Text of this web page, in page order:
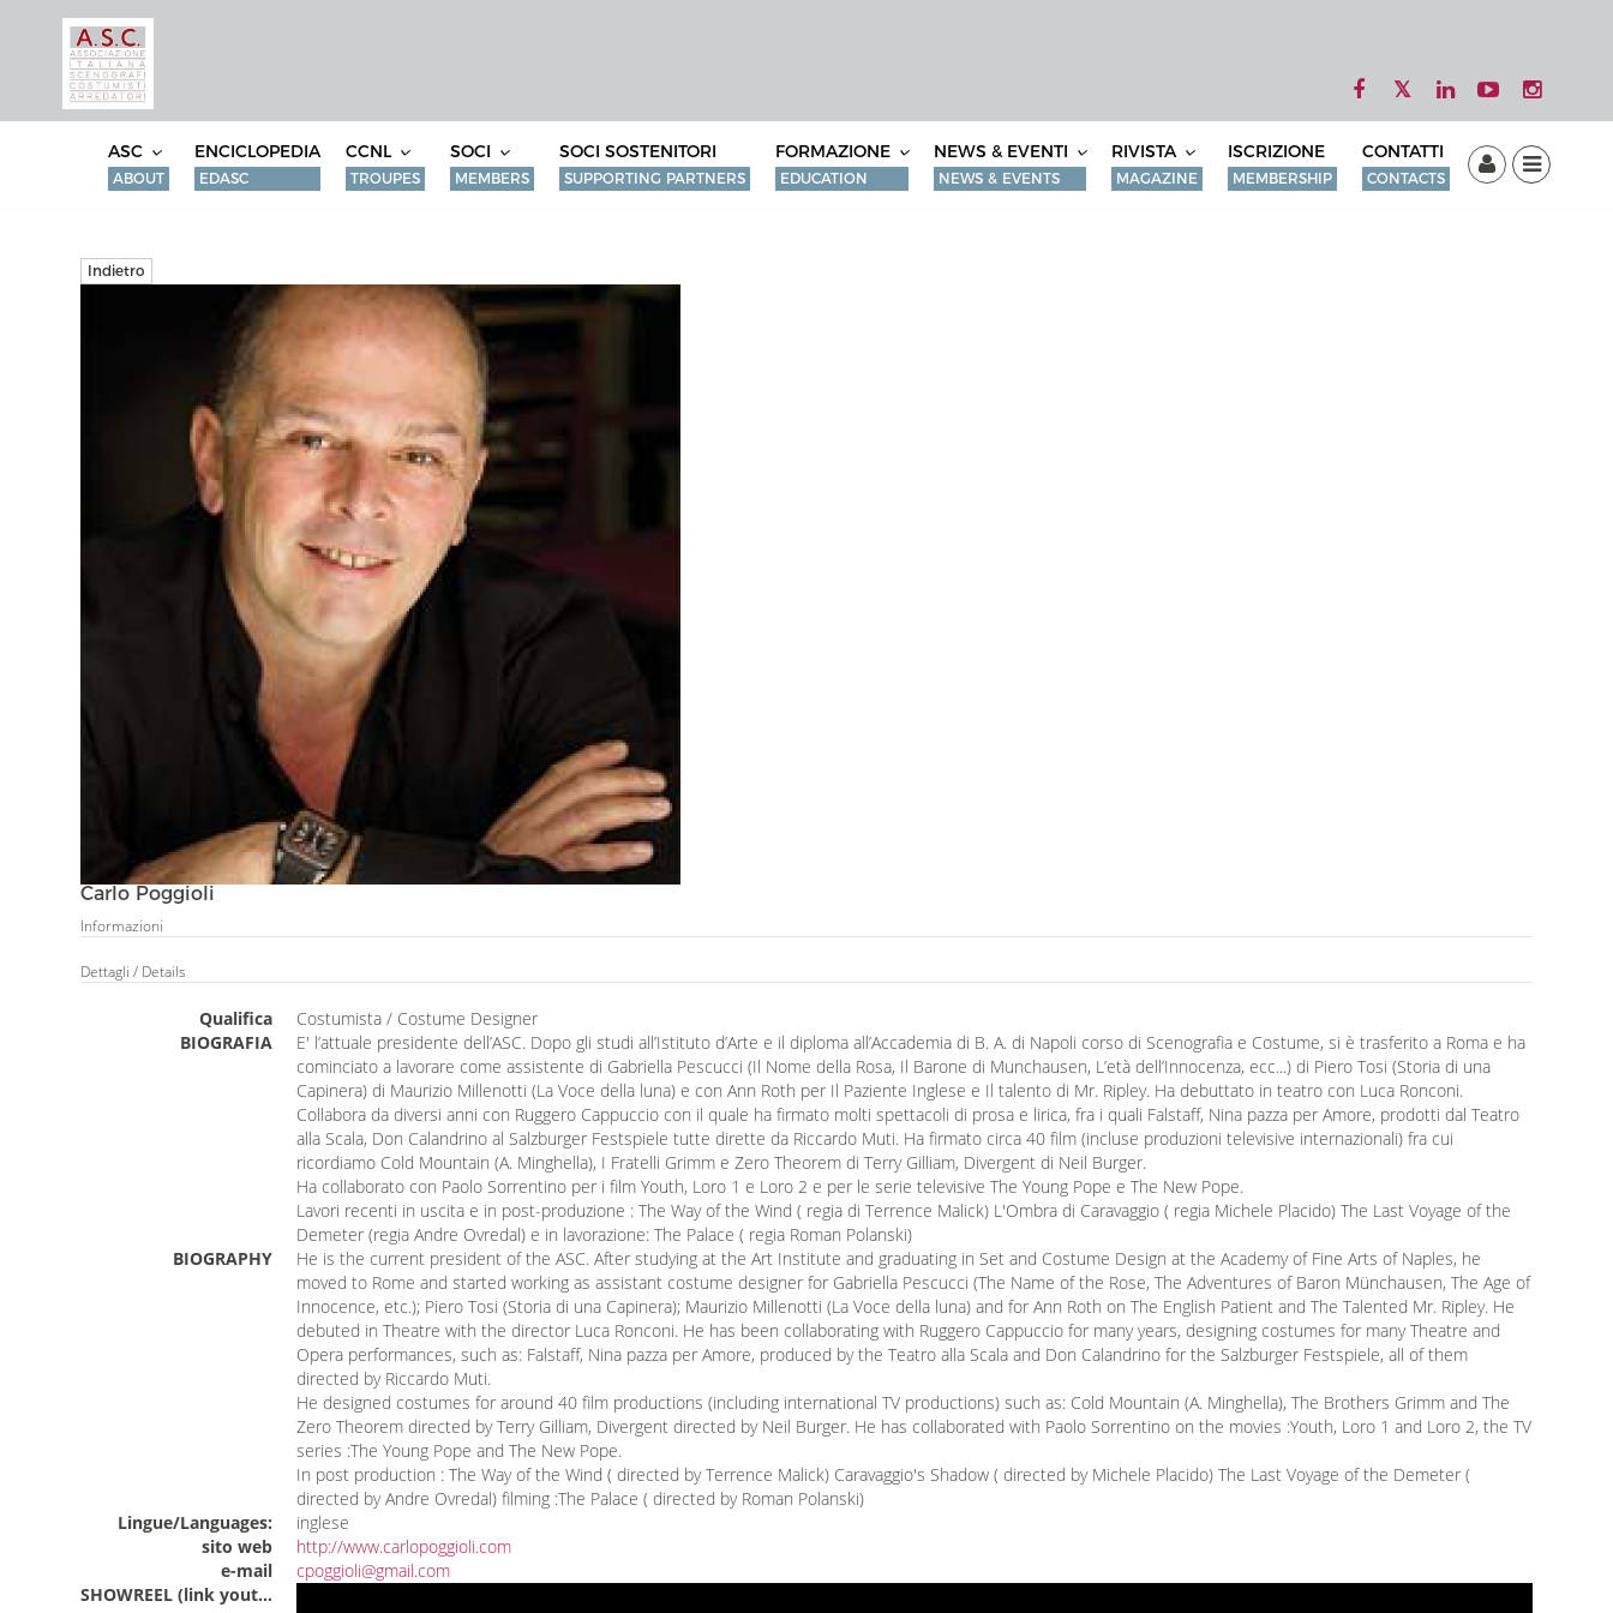
ASC
ABOUT
ENCICLOPEDIA
EDASC
CCNL
TROUPES
SOCI
MEMBERS
SOCI SOSTENITORI
SUPPORTING PARTNERS
FORMAZIONE
EDUCATION
NEWS & EVENTI
NEWS & EVENTS
RIVISTA
MAGAZINE
ISCRIZIONE
MEMBERSHIP
CONTATTI
CONTACTS
Indietro
Carlo Poggioli
Informazioni
Dettagli / Details
Qualifica
Costumista / Costume Designer
BIOGRAFIA
E' l’attuale presidente dell’ASC. Dopo gli studi all’Istituto d’Arte e il diploma all’Accademia di B. A. di Napoli corso di Scenografia e Costume, si è trasferito a Roma e ha
cominciato a lavorare come assistente di Gabriella Pescucci (Il Nome della Rosa, Il Barone di Munchausen, L’età dell’Innocenza, ecc...) di Piero Tosi (Storia di una
Capinera) di Maurizio Millenotti (La Voce della luna) e con Ann Roth per Il Paziente Inglese e Il talento di Mr. Ripley. Ha debuttato in teatro con Luca Ronconi.
Collabora da diversi anni con Ruggero Cappuccio con il quale ha firmato molti spettacoli di prosa e lirica, fra i quali Falstaff, Nina pazza per Amore, prodotti dal Teatro
alla Scala, Don Calandrino al Salzburger Festspiele tutte dirette da Riccardo Muti. Ha firmato circa 40 film (incluse produzioni televisive internazionali) fra cui
ricordiamo Cold Mountain (A. Minghella), I Fratelli Grimm e Zero Theorem di Terry Gilliam, Divergent di Neil Burger.
Ha collaborato con Paolo Sorrentino per i film Youth, Loro 1 e Loro 2 e per le serie televisive The Young Pope e The New Pope.
Lavori recenti in uscita e in post-produzione : The Way of the Wind ( regia di Terrence Malick) L'Ombra di Caravaggio ( regia Michele Placido) The Last Voyage of the
Demeter (regia Andre Ovredal) e in lavorazione: The Palace ( regia Roman Polanski)
BIOGRAPHY
He is the current president of the ASC. After studying at the Art Institute and graduating in Set and Costume Design at the Academy of Fine Arts of Naples, he
moved to Rome and started working as assistant costume designer for Gabriella Pescucci (The Name of the Rose, The Adventures of Baron Münchausen, The Age of
Innocence, etc.); Piero Tosi (Storia di una Capinera); Maurizio Millenotti (La Voce della luna) and for Ann Roth on The English Patient and The Talented Mr. Ripley. He
debuted in Theatre with the director Luca Ronconi. He has been collaborating with Ruggero Cappuccio for many years, designing costumes for many Theatre and
Opera performances, such as: Falstaff, Nina pazza per Amore, produced by the Teatro alla Scala and Don Calandrino for the Salzburger Festspiele, all of them
directed by Riccardo Muti.
He designed costumes for around 40 film productions (including international TV productions) such as: Cold Mountain (A. Minghella), The Brothers Grimm and The
Zero Theorem directed by Terry Gilliam, Divergent directed by Neil Burger. He has collaborated with Paolo Sorrentino on the movies :Youth, Loro 1 and Loro 2, the TV
series :The Young Pope and The New Pope.
In post production : The Way of the Wind ( directed by Terrence Malick) Caravaggio's Shadow ( directed by Michele Placido) The Last Voyage of the Demeter (
directed by Andre Ovredal) filming :The Palace ( directed by Roman Polanski)
Lingue/Languages:
inglese
sito web
http://www.carlopoggioli.com
e-mail
cpoggioli@gmail.com
SHOWREEL (link youtube o vimeo)